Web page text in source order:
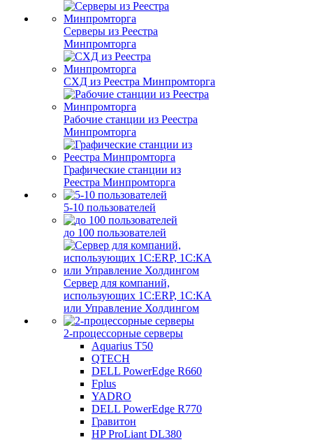
Серверы из Реестра
Минпромторга
СХД из Реестра Минпромторга
Рабочие станции из Реестра
Минпромторга
Графические станции из
Реестра Минпромторга
5-10 пользователей
до 100 пользователей
Сервер для компаний,
использующих 1C:ERP, 1С:КА
или Управление Холдингом
2-процессорные серверы
Aquarius T50
QTECH
DELL PowerEdge R660
Fplus
YADRO
DELL PowerEdge R770
Гравитон
HP ProLiant DL380